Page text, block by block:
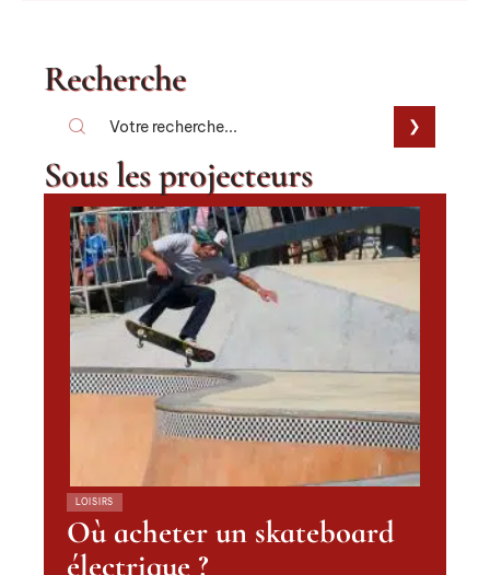
Recherche
Sous les projecteurs
LOISIRS
Où acheter un skateboard
électrique ?